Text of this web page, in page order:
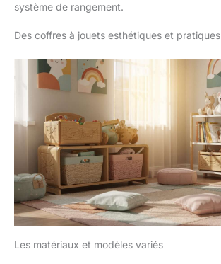
système de rangement.
Des coffres à jouets esthétiques et pratiques
Les matériaux et modèles variés